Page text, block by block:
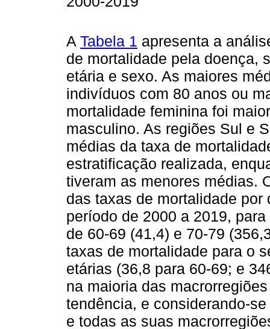
A Tabela 1 apresenta a
de mortalidade pela doença,
etária e sexo. As maiores
indivíduos com 80 anos ou
mortalidade feminina foi
masculino. As regiões Sul e
médias da taxa de
estratificação realizada,
tiveram as menores médias.
das taxas de mortalidade
período de 2000 a 2019,
de 60-69 (41,4) e 70-79
taxas de mortalidade para o
etárias (36,8 para 60-69; e
na maioria das
tendência, e considerando-
e todas as suas